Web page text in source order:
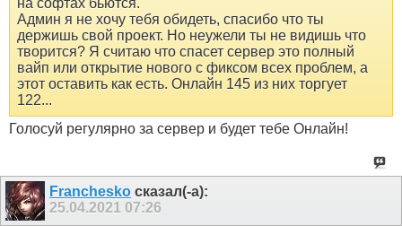
Админ я не хочу тебя обидеть, спасибо что ты
держишь свой проект. Но неужели ты не видишь что
творится? Я считаю что спасет сервер это полный
вайп или открытие нового с фиксом всех проблем, а
этот оставить как есть. Онлайн 145 из них торгует
122...
Голосуй регулярно за сервер и будет тебе Онлайн!
Franchesko сказал(-а):
25.04.2021 07:26